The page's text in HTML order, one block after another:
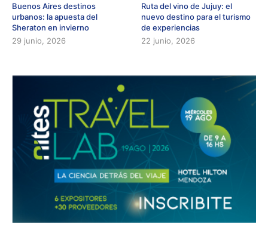
Buenos Aires destinos
urbanos: la apuesta del
Sheraton en invierno
29 junio, 2026
Ruta del vino de Jujuy: el
nuevo destino para el turismo
de experiencias
22 junio, 2026